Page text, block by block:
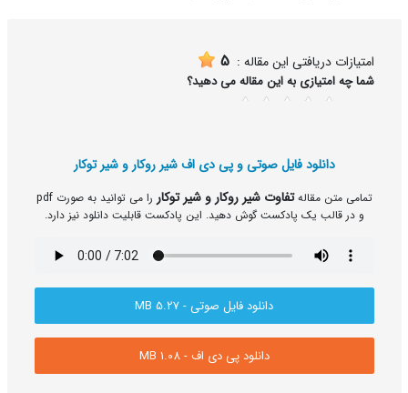
امتیازات دریافتی این مقاله : 5
شما چه امتیازی به این مقاله می دهید؟
دانلود فایل صوتی و پی دی اف شیر روکار و شیر توکار
تمامی متن مقالهتفاوت شیر روکار و شیر توکار
را می توانید به صورت pdf
و در قالب یک پادکست گوش دهید. این پادکست قابلیت دانلود نیز دارد.
دانلود فایل صوتی - 5.27 MB
دانلود پی دی اف - 1.08 MB